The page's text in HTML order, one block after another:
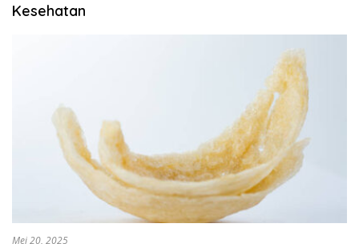
Kesehatan
Mei 20, 2025